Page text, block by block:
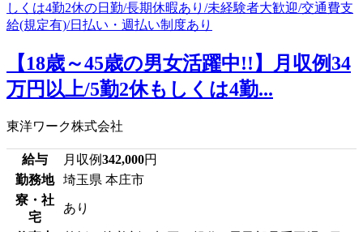
【18歳～45歳の男女活躍中!!】月収例34
万円以上/5勤2休もしくは4勤...
東洋ワーク株式会社
給与 月収例342,000円
勤務地
埼玉県 本庄市
寮・社
宅
あり